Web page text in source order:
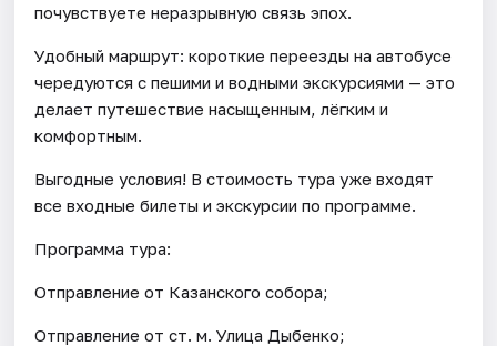
почувствуете неразрывную связь эпох.
Удобный маршрут: короткие переезды на автобусе
чередуются с пешими и водными экскурсиями — это
делает путешествие насыщенным, лёгким и
комфортным.
Выгодные условия! В стоимость тура уже входят
все входные билеты и экскурсии по программе.
Программа тура:
Отправление от Казанского собора;
Отправление от ст. м. Улица Дыбенко;